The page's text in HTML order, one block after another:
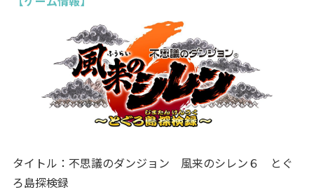
タイトル：不思議のダンジョン 風来のシレン６ とぐ
ろ島探検録